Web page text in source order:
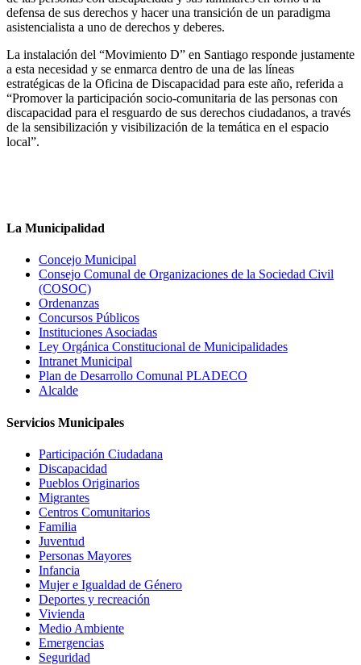
defensa de sus derechos y hacer una transición de un paradigma
asistencialista a uno de derechos y deberes.
La instalación del “Movimiento D” en Santiago responde justamente
a esta necesidad y se enmarca dentro de una de las líneas
estratégicas de la Oficina de Discapacidad para este año, referida a
“Promover la participación socio-comunitaria de las personas con
discapacidad para el resguardo de sus derechos ciudadanos, a través
de la sensibilización y visibilización de la temática en el espacio
local”.
La Municipalidad
Concejo Municipal
Consejo Comunal de Organizaciones de la Sociedad Civil
(COSOC)
Ordenanzas
Concursos Públicos
Instituciones Asociadas
Ley Orgánica Constitucional de Municipalidades
Intranet Municipal
Plan de Desarrollo Comunal PLADECO
Alcalde
Servicios Municipales
Participación Ciudadana
Discapacidad
Pueblos Originarios
Migrantes
Centros Comunitarios
Familia
Juventud
Personas Mayores
Infancia
Mujer e Igualdad de Género
Deportes y recreación
Vivienda
Medio Ambiente
Emergencias
Seguridad